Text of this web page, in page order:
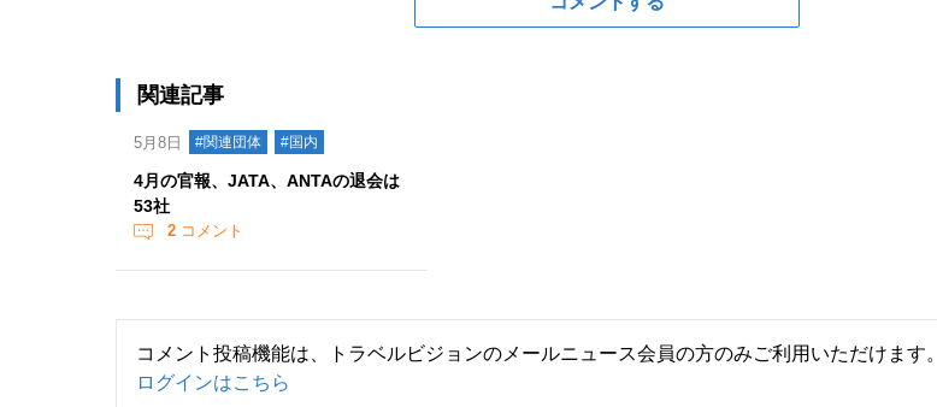
関連記事
5月8日 #関連団体 #国内
4月の官報、JATA、ANTAの退会は
53社
2 コメント
コメント投稿機能は、トラベルビジョンのメールニュース会員の方のみご利用いただけます。
ログインはこちら